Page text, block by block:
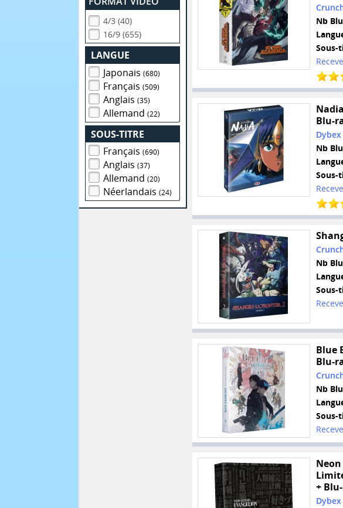
4/3 (40)
16/9 (655)
LANGUE
Japonais(680)
Français(509)
Anglais(35)
Allemand(22)
SOUS-TITRE
Français(690)
Anglais(37)
Allemand(20)
Néerlandais(24)
Nb
Sous-
Blu-
Dybex
Nb
Sous-
Nb
Sous-
Blue
Blu-
Nb
Sous-
+
Dybex